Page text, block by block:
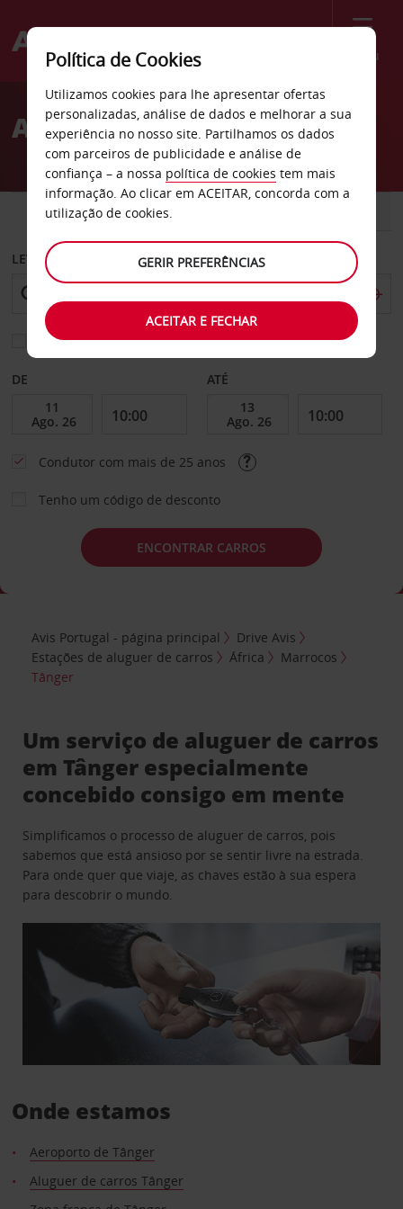
Menu
Welcome
AvisAluguer de carros Tânger
CARRO
LEVANTAR EM
Escolher uma estação de devolução diferente
DE ATÉ
Condutor com mais de 25 anos
Tenho um código de desconto
ENCONTRAR CARROS
Avis Portugal - página principal
Drive Avis
Estações de aluguer de carros
África
Marrocos
Tânger
Um serviço de aluguer de carros
em Tânger especialmente
concebido consigo em mente
Simplificamos o processo de aluguer de carros, pois
sabemos que está ansioso por se sentir livre na estrada.
Para onde quer que viaje, as chaves estão à sua espera
para descobrir o mundo.
Onde estamos
Aeroporto de Tânger
Aluguer de carros Tânger
Política de Cookies
Utilizamos cookies para lhe apresentar ofertas
personalizadas, análise de dados e melhorar a sua
experiência no nosso site. Partilhamos os dados
com parceiros de publicidade e análise de
confiança – a nossa política de cookies tem mais
informação. Ao clicar em ACEITAR, concorda com a
utilização de cookies.
GERIR PREFERÊNCIAS
ACEITAR E FECHAR